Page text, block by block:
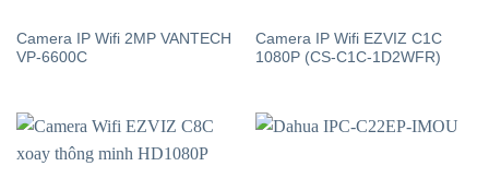
Camera IP Wifi 2MP VANTECH
VP-6600C
Camera IP Wifi EZVIZ C1C
1080P (CS-C1C-1D2WFR)